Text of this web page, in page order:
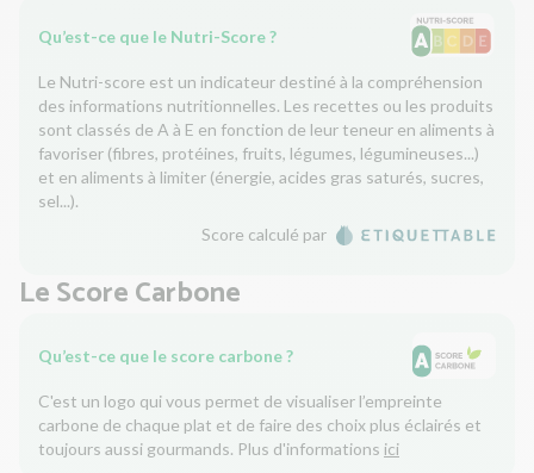
Qu’est-ce que le Nutri-Score ?
Le Nutri-score est un indicateur destiné à la compréhension
des informations nutritionnelles. Les recettes ou les produits
sont classés de A à E en fonction de leur teneur en aliments à
favoriser (fibres, protéines, fruits, légumes, légumineuses...)
et en aliments à limiter (énergie, acides gras saturés, sucres,
sel...).
Score calculé par
Le Score Carbone
Qu’est-ce que le score carbone ?
C'est un logo qui vous permet de visualiser l’empreinte
carbone de chaque plat et de faire des choix plus éclairés et
toujours aussi gourmands. Plus d'informations ici